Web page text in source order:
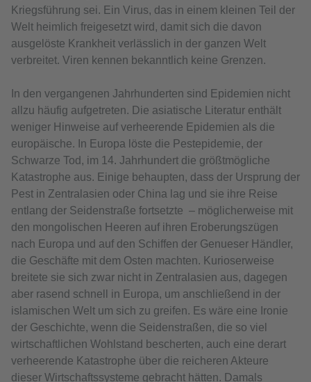
Kriegsführung sei. Ein Virus, das in einem kleinen Teil der
Welt heimlich freigesetzt wird, damit sich die davon
ausgelöste Krankheit verlässlich in der ganzen Welt
verbreitet. Viren kennen bekanntlich keine Grenzen.
In den vergangenen Jahrhunderten sind Epidemien nicht
allzu häufig aufgetreten. Die asiatische Literatur enthält
weniger Hinweise auf verheerende Epidemien als die
europäische. In Europa löste die Pestepidemie, der
Schwarze Tod, im 14. Jahrhundert die größtmögliche
Katastrophe aus. Einige behaupten, dass der Ursprung der
Pest in Zentralasien oder China lag und sie ihre Reise
entlang der Seidenstraße fortsetzte – möglicherweise mit
den mongolischen Heeren auf ihren Eroberungszügen
nach Europa und auf den Schiffen der Genueser Händler,
die Geschäfte mit dem Osten machten. Kurioserweise
breitete sie sich zwar nicht in Zentralasien aus, dagegen
aber rasend schnell in Europa, um anschließend in der
islamischen Welt um sich zu greifen. Es wäre eine Ironie
der Geschichte, wenn die Seidenstraßen, die so viel
wirtschaftlichen Wohlstand bescherten, auch eine derart
verheerende Katastrophe über die reicheren Akteure
dieser Wirtschaftssysteme gebracht hätten. Damals